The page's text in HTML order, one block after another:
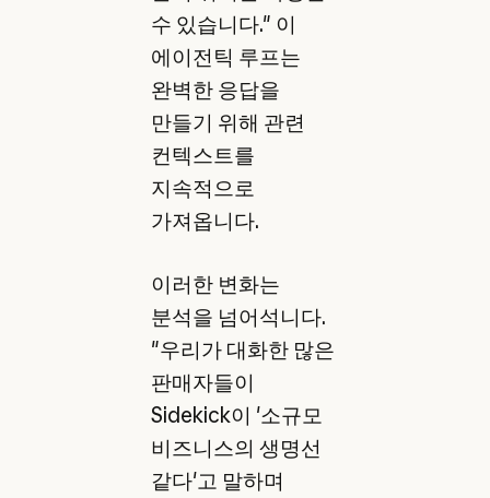
수 있습니다." 이
에이전틱 루프는
완벽한 응답을
만들기 위해 관련
컨텍스트를
지속적으로
가져옵니다.
이러한 변화는
분석을 넘어석니다.
"우리가 대화한 많은
판매자들이
Sidekick이 '소규모
비즈니스의 생명선
같다'고 말하며